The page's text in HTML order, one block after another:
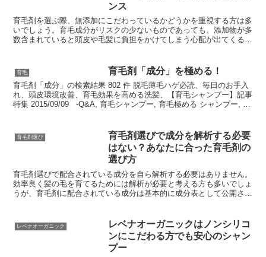
ンス
育毛剤を選ぶ際、無添加にこだわっているかどうかを重視する方は多
いでしょう。育毛成分がリスクの少ないものであっても、添加物が多
数含まれていると頭皮や毛髪に負担をかけてしまう心配が出てくるか
育毛 育毛剤「成分」を極める！
育毛剤「成分」の検索結果 802 件 脱毛薄毛ハゲ必読、毎日のお手入
れ、頭皮環境改善、育毛効果を高める洗髪、【育毛シャンプー】記事
特集 2015/09/09 -Q&A, 育毛シャンプー, 育毛極める シャンプー, 女
育毛剤選び
育毛剤選びで成分を解析する必要
はない？あなたに合った育毛剤の
選び方
育毛剤選びで配合されている成分を自ら解析する必要はありません。
効率良く髪の毛を育てるためには解析が必要と考える方も多いでしょ
うが、育毛剤に配合されている成分は基本的に成分表として公開され
レベナオーガニック
レベナオーガニックはノンシリコ
ンにこだわる方でも安心のシャン
プー